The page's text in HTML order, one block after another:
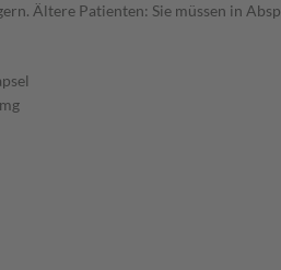
Ältere Patienten: Sie müssen in